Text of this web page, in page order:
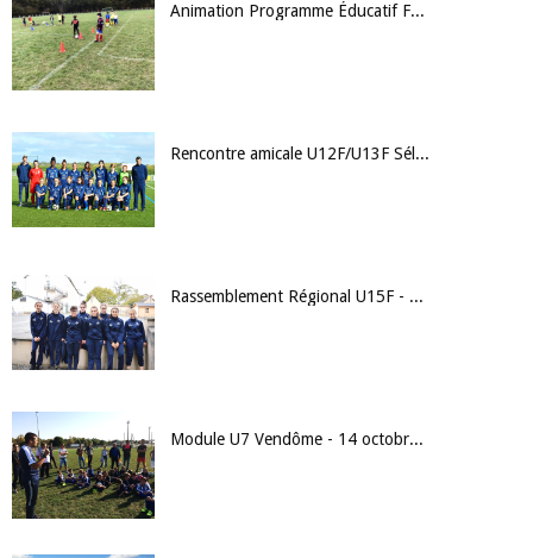
Animation Programme Éducatif Fédéral - 27 octobre 2017
Rencontre amicale U12F/U13F Sélection 45 - Sélection 41 - Mercredi 25 octobre 2017
Rassemblement Régional U15F - 21 et 22 octobre 2017
Module U7 Vendôme - 14 octobre 2017